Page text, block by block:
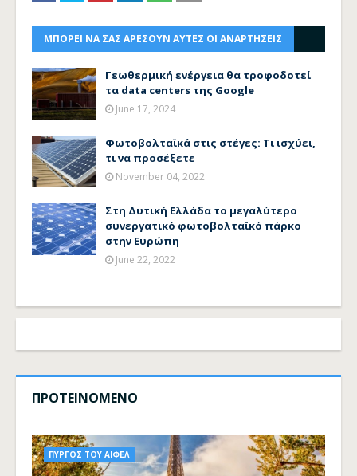
ΜΠΟΡΕΙ ΝΑ ΣΑΣ ΑΡΕΣΟΥΝ ΑΥΤΕΣ ΟΙ ΑΝΑΡΤΗΣΕΙΣ
Γεωθερμική ενέργεια θα τροφοδοτεί
τα data centers της Google
June 17, 2024
Φωτοβολταϊκά στις στέγες: Τι ισχύει,
τι να προσέξετε
November 04, 2022
Στη Δυτική Ελλάδα το μεγαλύτερο
συνεργατικό φωτοβολταϊκό πάρκο
στην Ευρώπη
June 22, 2022
ΠΡΟΤΕΙΝΟΜΕΝΟ
ΠΥΡΓΟΣ ΤΟΥ ΑΙΦΕΛ